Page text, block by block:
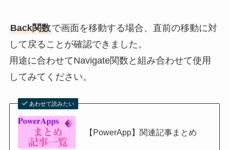
Back関数で画面を移動する場合、直前の移動に対
して戻ることが確認できました。
用途に合わせてNavigate関数と組み合わせて使用
してみてください。
あわせて読みたい
【PowerApp】関連記事まとめ